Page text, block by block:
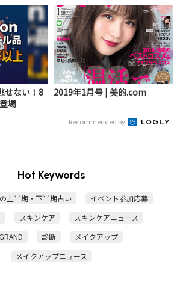
せない！8
場
2019年1月号 | 美的.com
Recommended by
Hot Keywords
上半期・下半期占い
イベント参加応募
スキンケア
スキンケアニュース
診断
メイクアップ
メイクアップニュース